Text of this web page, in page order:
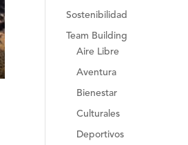
Sostenibilidad
Team Building
Aire Libre
Aventura
Bienestar
Culturales
Deportivos